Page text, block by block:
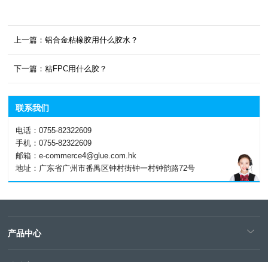
上一篇：铝合金粘橡胶用什么胶水？
下一篇：粘FPC用什么胶？
联系我们
电话：0755-82322609
手机：0755-82322609
邮箱：e-commerce4@glue.com.hk
地址：广东省广州市番禺区钟村街钟一村钟韵路72号
产品中心